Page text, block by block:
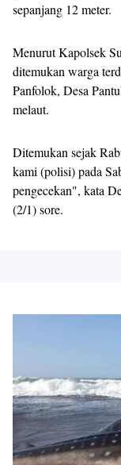
sepanjang 12 meter.
Menurut Kapolsek
ditemukan warga
Panfolok, Desa
melaut.
Ditemukan sejak
kami (polisi) pada
pengecekan", kata
(2/1) sore.